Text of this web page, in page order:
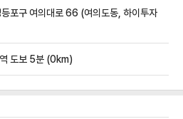
등포구 여의대로 66 (여의도동, 하이투자
도보 5분 (0km)